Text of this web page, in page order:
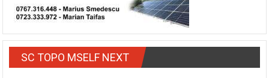
SC TOPO MSELF NEXT